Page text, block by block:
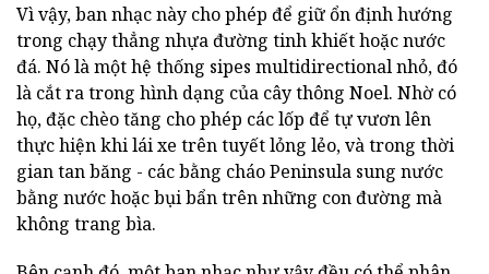
Vì vậy, ban nhạc này cho phép để giữ ổn định hướng
trong chạy thẳng nhựa đường tinh khiết hoặc nước
đá. Nó là một hệ thống sipes multidirectional nhỏ, đó
là cắt ra trong hình dạng của cây thông Noel. Nhờ có
họ, đặc chèo tăng cho phép các lốp để tự vươn lên
thực hiện khi lái xe trên tuyết lỏng lẻo, và trong thời
gian tan băng - các bằng cháo Peninsula sung nước
bằng nước hoặc bụi bẩn trên những con đường mà
không trang bìa.